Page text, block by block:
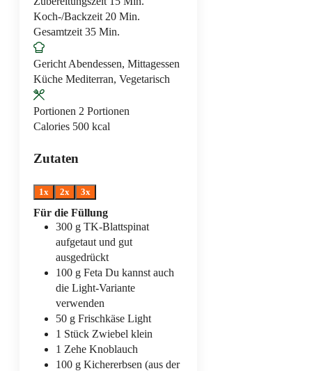
Koch-/Backzeit 20Minuten
Min.
Gesamtzeit 35Minuten
Min.
Gericht Abendessen, Mittagessen
Küche Mediterran, Vegetarisch
Portionen 2 Portionen
Calories 500 kcal
Zutaten
1x 2x 3x
Für die Füllung
300 g TK-Blattspinat
aufgetaut und gut
ausgedrückt
100 g Feta Du kannst auch
die Light-Variante
verwenden
50 g Frischkäse Light
1 Stück Zwiebel klein
1 Zehe Knoblauch
100 g Kichererbsen (aus der